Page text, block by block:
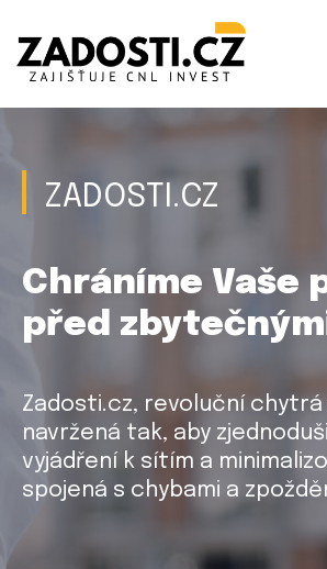
ZADOSTI.CZ
Chráníme Vaše
před
Zadosti.cz, revoluční chytrá
navržená tak, aby
vyjádření k sítím a
spojená s chybami a